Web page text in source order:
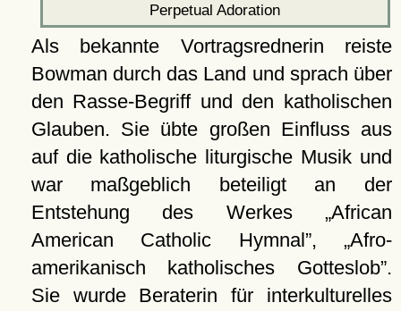
Perpetual Adoration
Als bekannte Vortragsrednerin reiste
Bowman durch das Land und sprach über
den Rasse-Begriff und den katholischen
Glauben. Sie übte großen Einfluss aus
auf die katholische liturgische Musik und
war maßgeblich beteiligt an der
Entstehung des Werkes
African
American Catholic Hymnal , Afro-
amerikanisch katholisches Gotteslob .
Sie wurde Beraterin für interkulturelles